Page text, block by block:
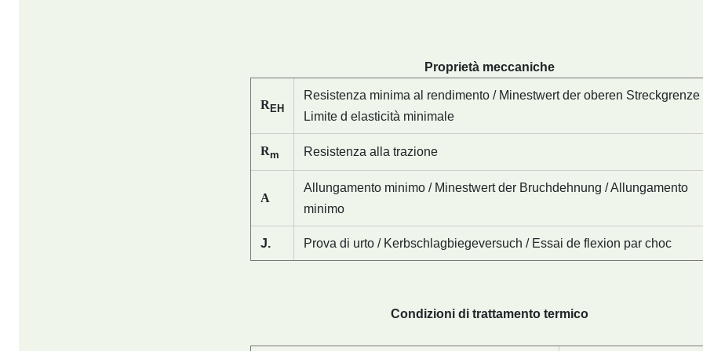
Proprietà meccaniche
R EH
Resistenza minima al rendimento / Minestwert der oberen Streckgrenze
Limite d elasticità minimale
Rm Resistenza alla trazione
A
Allungamento minimo / Minestwert der Bruchdehnung / Allungamento
minimo
J. Prova di urto / Kerbschlagbiegeversuch / Essai de flexion par choc
Condizioni di trattamento termico